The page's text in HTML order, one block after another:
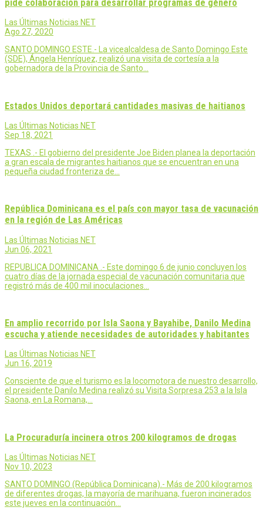
pide colaboración para desarrollar programas de género
Las Últimas Noticias NET
Ago 27, 2020
SANTO DOMINGO ESTE.- La vicealcaldesa de Santo Domingo Este
(SDE), Ángela Henríquez, realizó una visita de cortesía a la
gobernadora de la Provincia de Santo…
Estados Unidos deportará cantidades masivas de haitianos
Las Últimas Noticias NET
Sep 18, 2021
TEXAS .- El gobierno del presidente Joe Biden planea la deportación
a gran escala de migrantes haitianos que se encuentran en una
pequeña ciudad fronteriza de…
República Dominicana es el país con mayor tasa de vacunación
en la región de Las Américas
Las Últimas Noticias NET
Jun 06, 2021
REPUBLICA DOMINICANA .- Este domingo 6 de junio concluyen los
cuatro días de la jornada especial de vacunación comunitaria que
registró más de 400 mil inoculaciones…
En amplio recorrido por Isla Saona y Bayahibe, Danilo Medina
escucha y atiende necesidades de autoridades y habitantes
Las Últimas Noticias NET
Jun 16, 2019
Consciente de que el turismo es la locomotora de nuestro desarrollo,
el presidente Danilo Medina realizó su Visita Sorpresa 253 a la Isla
Saona, en La Romana,…
La Procuraduría incinera otros 200 kilogramos de drogas
Las Últimas Noticias NET
Nov 10, 2023
SANTO DOMINGO (República Dominicana).- Más de 200 kilogramos
de diferentes drogas, la mayoría de marihuana, fueron incinerados
este jueves en la continuación…